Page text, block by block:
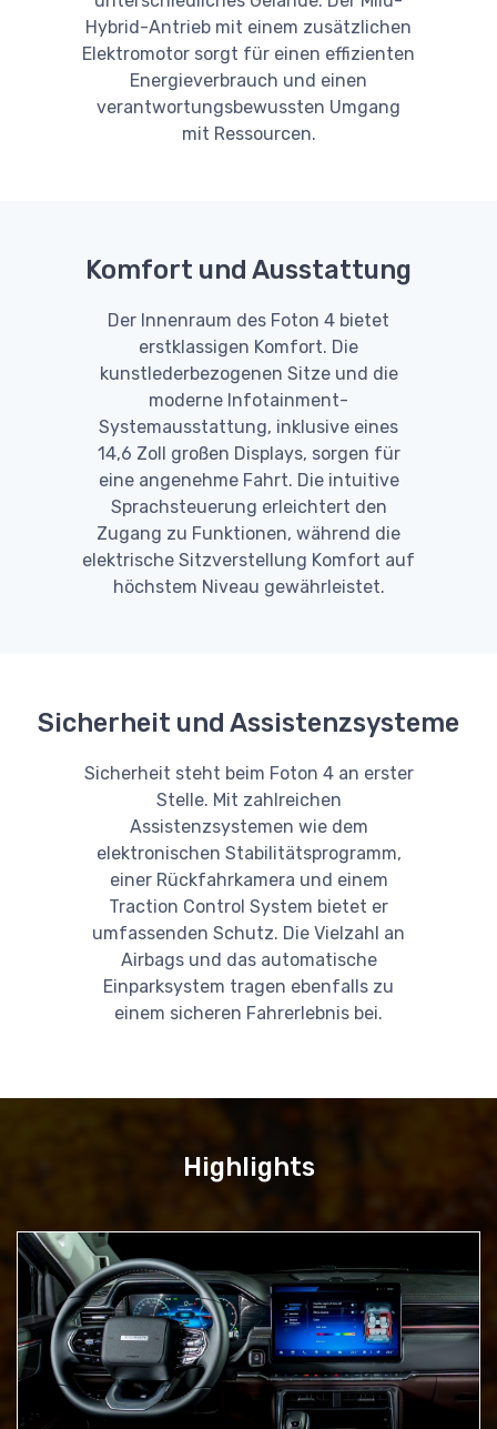
Hybrid-Antrieb mit einem zusätzlichen
Elektromotor sorgt für einen effizienten
Energieverbrauch und einen
verantwortungsbewussten Umgang
mit Ressourcen.
Komfort und Ausstattung
Der Innenraum des Foton 4 bietet
erstklassigen Komfort. Die
kunstlederbezogenen Sitze und die
moderne Infotainment-
Systemausstattung, inklusive eines
14,6 Zoll großen Displays, sorgen für
eine angenehme Fahrt. Die intuitive
Sprachsteuerung erleichtert den
Zugang zu Funktionen, während die
elektrische Sitzverstellung Komfort auf
höchstem Niveau gewährleistet.
Sicherheit und Assistenzsysteme
Sicherheit steht beim Foton 4 an erster
Stelle. Mit zahlreichen
Assistenzsystemen wie dem
elektronischen Stabilitätsprogramm,
einer Rückfahrkamera und einem
Traction Control System bietet er
umfassenden Schutz. Die Vielzahl an
Airbags und das automatische
Einparksystem tragen ebenfalls zu
einem sicheren Fahrerlebnis bei.
Highlights